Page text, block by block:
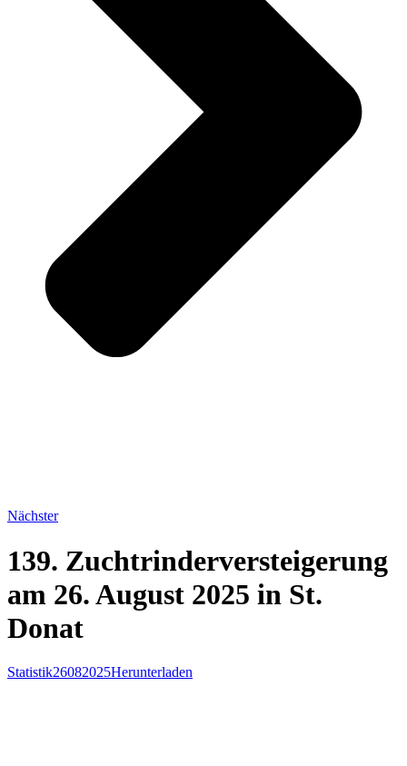
Nächster
139. Zuchtrinderversteigerung
am 26. August 2025 in St.
Donat
Statistik26082025Herunterladen